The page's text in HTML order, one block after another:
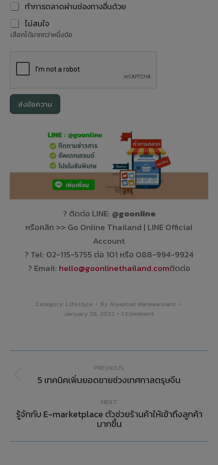
ทำการตลาดผ่านช่องทางอื่นด้วย
ไม่สนใจ
เลือกได้มากกว่าหนึ่งข้อ
ส่งข้อความ
? ติดต่อ LINE: @goonline
หรือคลิก >> Go Online Thailand | LINE Official
Account
? Tel: 02-115-5755 ต่อ 101 หรือ 088-994-9924
? Email: hello@goonlinethailand.comติดต่อ
Category: Lifestyle By Aiyaphat Wankawisant
January 28, 2022
1 Comment
PREVIOUS
5 เทคนิคเพิ่มยอดขายช่วงเทศกาลตรุษจีน
NEXT
รู้จักกับ E-marketplace ตัวช่วยร้านค้าให้เข้าถึงลูกค้า
มากขึ้น